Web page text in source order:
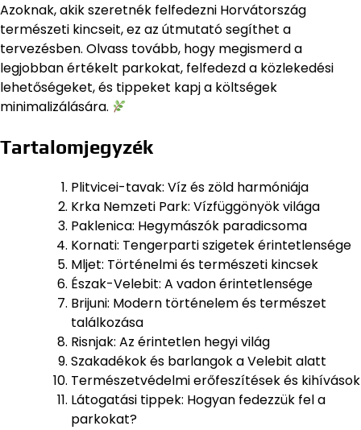
Azoknak, akik szeretnék felfedezni Horvátország
természeti kincseit, ez az útmutató segíthet a
tervezésben. Olvass tovább, hogy megismerd a
legjobban értékelt parkokat, felfedezd a közlekedési
lehetőségeket, és tippeket kapj a költségek
minimalizálására.
Tartalomjegyzék
Plitvicei-tavak: Víz és zöld harmóniája
Krka Nemzeti Park: Vízfüggönyök világa
Paklenica: Hegymászók paradicsoma
Kornati: Tengerparti szigetek érintetlensége
Mljet: Történelmi és természeti kincsek
Észak-Velebit: A vadon érintetlensége
Brijuni: Modern történelem és természet
találkozása
Risnjak: Az érintetlen hegyi világ
Szakadékok és barlangok a Velebit alatt
Természetvédelmi erőfeszítések és kihívások
Látogatási tippek: Hogyan fedezzük fel a
parkokat?